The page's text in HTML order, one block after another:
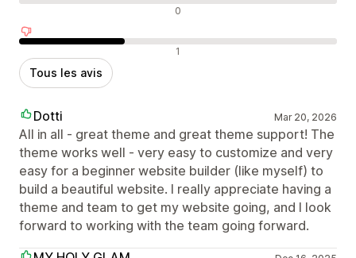
Avis neutres 0
Avis négatifs 1
Tous les avis
Dotti Mar 20, 2026
All in all - great theme and great theme support! The
theme works well - very easy to customize and very
easy for a beginner website builder (like myself) to
build a beautiful website. I really appreciate having a
theme and team to get my website going, and I look
forward to working with the team going forward.